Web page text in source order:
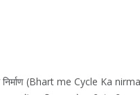
निर्माण (Bhart me Cycle Ka